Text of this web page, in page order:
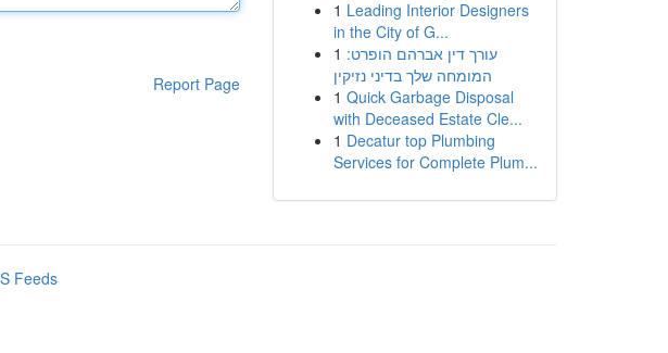
Report Page
1 Leading Interior Designers
in the City of G...
1 עורך דין אברהם הופרט:
המומחה שלך בדיני נזיקין
1 Quick Garbage Disposal
with Deceased Estate Cle...
1 Decatur top Plumbing
Services for Complete Plum...
Feeds